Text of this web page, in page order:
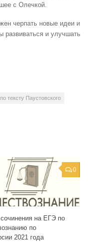
с Олечкой.
черпать новые идеи и
развиваться и улучшать
по тексту Паустовского
0
на ЕГЭ по
по
2021 года